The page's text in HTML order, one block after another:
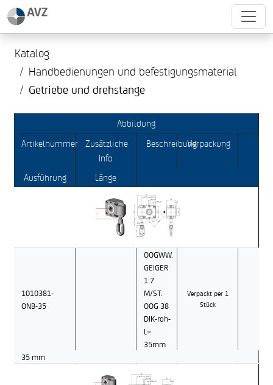
Katalog
Handbedienungen und befestigungsmaterial
Getriebe und drehstange
Abbildung
Artikelnummer Zusätzliche
Info
BeschreibungVerpackung
Ausführung Länge
1010381-
ONB-35
OOGWW.
GEIGER
1:7
M/ST.
OOG 38
DIK-roh-
L=
35mm
Verpackt per 1
Stück
35 mm